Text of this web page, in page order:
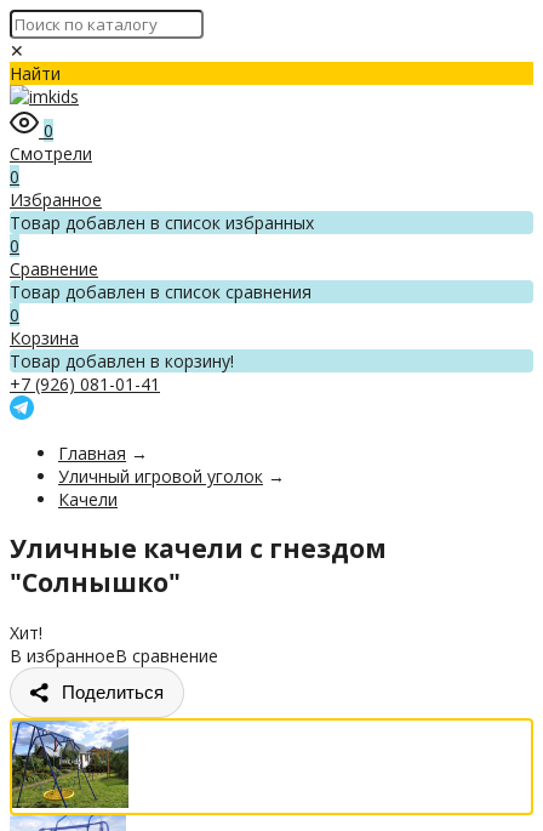
✕
Найти
0
Смотрели
0
Избранное
Товар добавлен в список избранных
0
Сравнение
Товар добавлен в список сравнения
0
Корзина
Товар добавлен в корзину!
+7 (926) 081-01-41
Главная →
Уличный игровой уголок →
Качели
Уличные качели с гнездом
"Солнышко"
Хит!
В избранноеВ сравнение
Поделиться